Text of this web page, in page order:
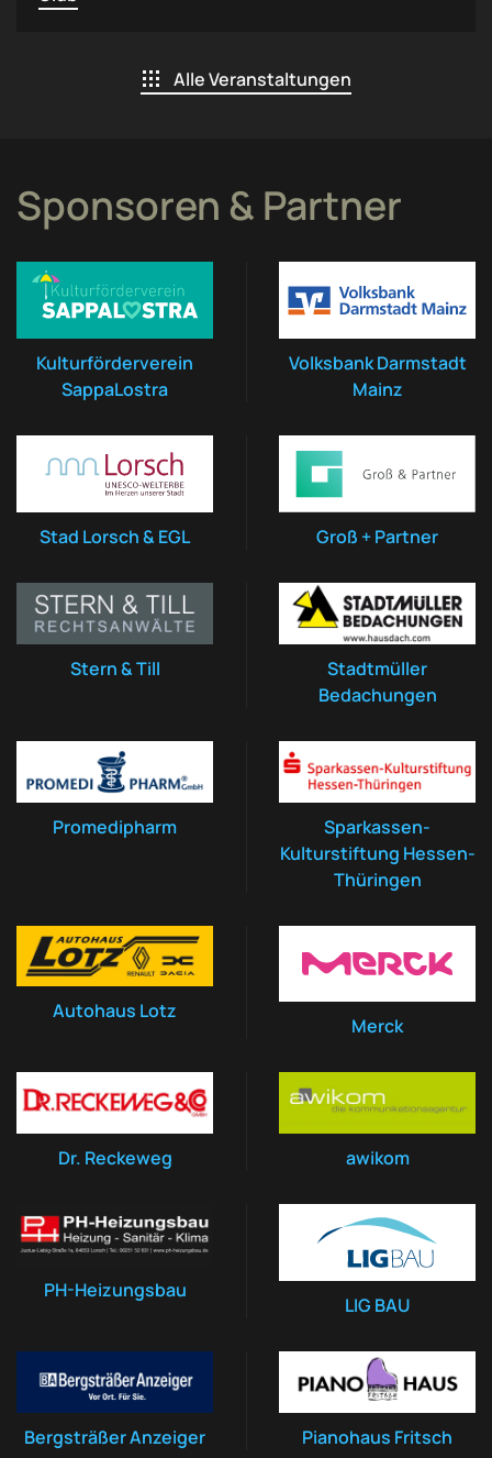
Alle Veranstaltungen
Sponsoren & Partner
Kulturförderverein
SappaLostra
Volksbank Darmstadt
Mainz
Stad Lorsch & EGL Groß + Partner
Stern & Till
Stadtmüller
Bedachungen
Promedipharm
Sparkassen-
Kulturstiftung Hessen-
Thüringen
Autohaus Lotz
Merck
Dr. Reckeweg awikom
PH-Heizungsbau
LIG BAU
Bergsträßer Anzeiger Pianohaus Fritsch